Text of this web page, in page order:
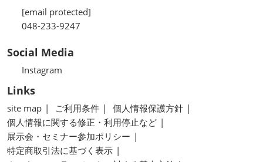
[email protected]
048-233-9247
Social Media
Instagram
Links
site map ご利用条件
個人情報保護方針
個人情報に関する修正・利用停止など
展示会・セミナー参加ポリシー
特定商取引法に基づく表示